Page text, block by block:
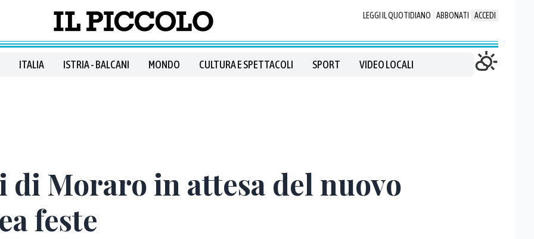
LEGGI IL QUOTIDIANO ABBONATI ACCEDI
ITALIA ISTRIA - BALCANI MONDO CULTURA E SPETTACOLI SPORT VIDEO LOCALI
di Moraro in attesa del nuovo
feste